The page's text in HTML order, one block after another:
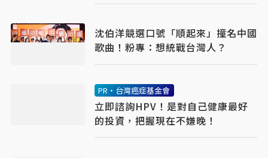
沈伯洋競選口號「順起來」撞名中國
歌曲！粉專：想統戰台灣人？
PR・台灣癌症基金會
立即諮詢HPV！是對自己健康最好
的投資，把握現在不嫌晚！